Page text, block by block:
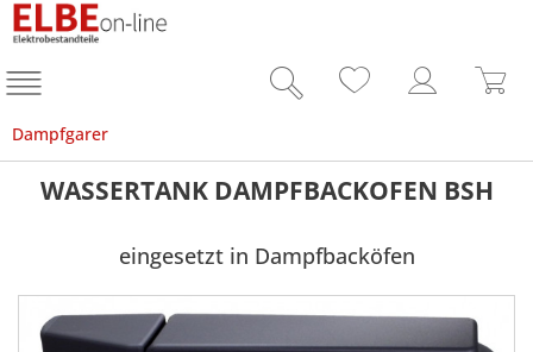
Dampfgarer
WASSERTANK DAMPFBACKOFEN BSH
eingesetzt in Dampfbacköfen